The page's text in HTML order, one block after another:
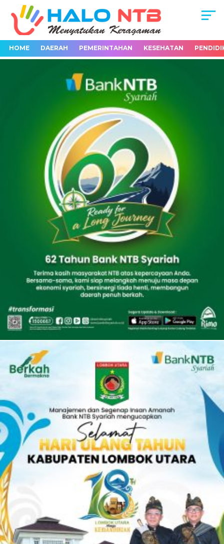
HOME DAERAH PEMERINTAHAN KESEHATAN